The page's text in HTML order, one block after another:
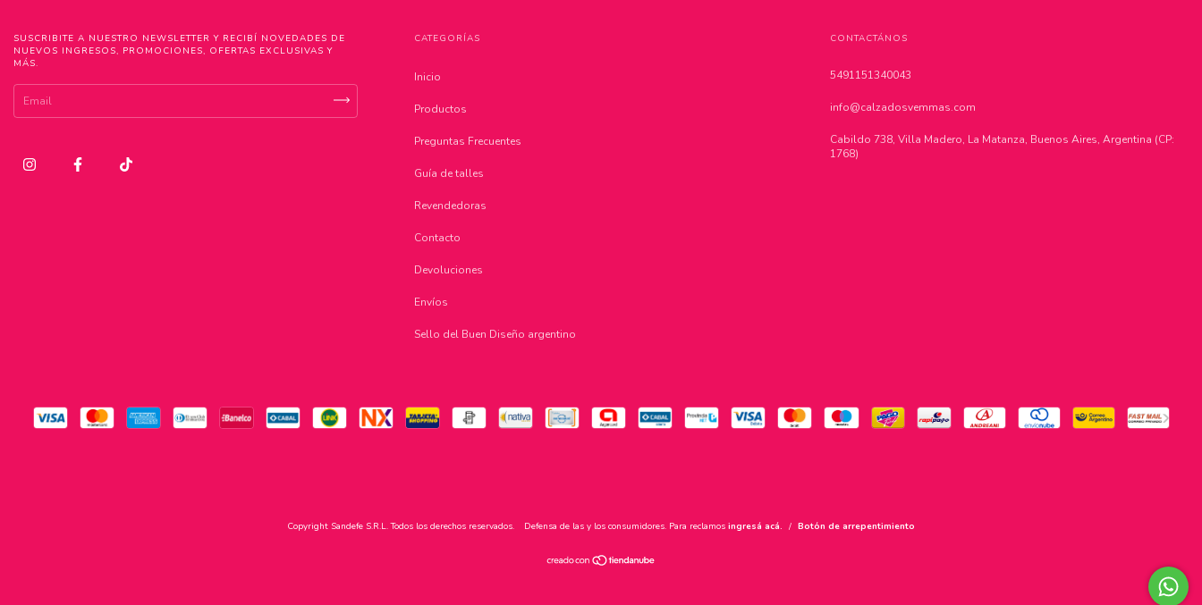
SUSCRIBITE A NUESTRO NEWSLETTER Y RECIBÍ NOVEDADES DE
NUEVOS INGRESOS, PROMOCIONES, OFERTAS EXCLUSIVAS Y
MÁS.
CATEGORÍAS
Inicio
Productos
Preguntas Frecuentes
Guía de talles
Revendedoras
Contacto
Devoluciones
Envíos
Sello del Buen Diseño argentino
CONTACTÁNOS
5491151340043
info@calzadosvemmas.com
Cabildo 738, Villa Madero, La Matanza, Buenos Aires, Argentina (CP:
1768)
Copyright Sandefe S.R.L. Todos los derechos reservados. Defensa de las y los consumidores. Para reclamos ingresá acá. / Botón de arrepentimiento